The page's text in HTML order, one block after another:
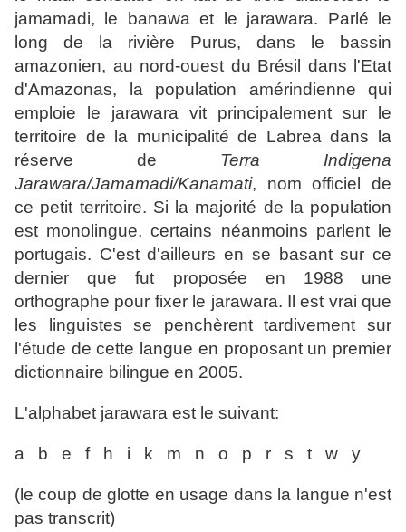
jamamadi, le banawa et le jarawara. Parlé le
long de la rivière Purus, dans le bassin
amazonien, au nord-ouest du Brésil dans l'Etat
d'Amazonas, la population amérindienne qui
emploie le jarawara vit principalement sur le
territoire de la municipalité de Labrea dans la
réserve de Terra Indigena
Jarawara/Jamamadi/Kanamati, nom officiel de
ce petit territoire. Si la majorité de la population
est monolingue, certains néanmoins parlent le
portugais. C'est d'ailleurs en se basant sur ce
dernier que fut proposée en 1988 une
orthographe pour fixer le jarawara. Il est vrai que
les linguistes se penchèrent tardivement sur
l'étude de cette langue en proposant un premier
dictionnaire bilingue en 2005.
L'alphabet jarawara est le suivant:
a b e f h i k m n o p r s t w y
(le coup de glotte en usage dans la langue n'est
pas transcrit)